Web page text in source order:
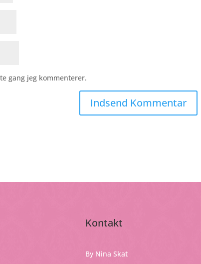
gang jeg kommenterer.
Kontakt
By Nina Skat